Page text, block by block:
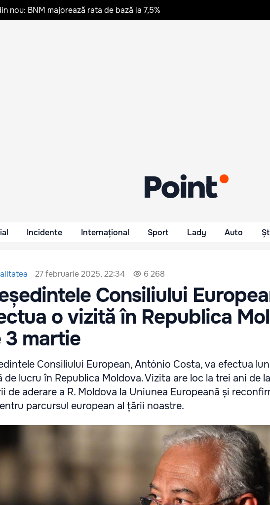
nou: BNM majorează rata de bază la 7,5%
Incidente Internațional Sport Lady Auto
27 februarie 2025, 22:34 6 268
Consiliului
o vizită în Republica
3 martie
Consiliului European, António Costa, va efectua
de lucru în Republica Moldova. Vizita are loc la trei ani de
de aderare a R. Moldova la Uniunea Europeană și
parcursul european al țării noastre.